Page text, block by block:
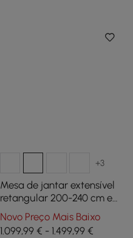
+3
Mesa de jantar extensível
retangular 200-240 cm em
estilo farmhouse na cor
preta
Novo Preço Mais Baixo
1.099,99 € - 1.499,99 €